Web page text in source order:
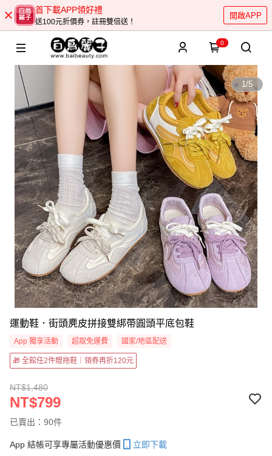
首下載APP領好禮
送100元折價券，註冊雙倍送！
開啟APP
0
1/5
運動鞋．街頭麂皮拼接雙綁帶圓頭平底包鞋
App 獨享活動 超取免運費 國家/地區配送
🎁 全館任2件贈拖鞋｜領券再折120元
NT$1,480
NT$799
已賣出：90件
App 結帳可享專屬活動優惠價 立即下載